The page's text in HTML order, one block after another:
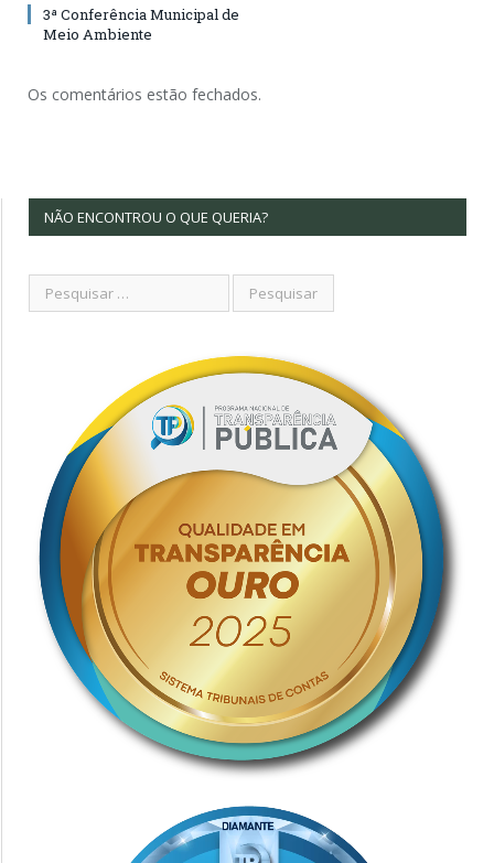
3ª Conferência Municipal de
Meio Ambiente
Os comentários estão fechados.
NÃO ENCONTROU O QUE QUERIA?